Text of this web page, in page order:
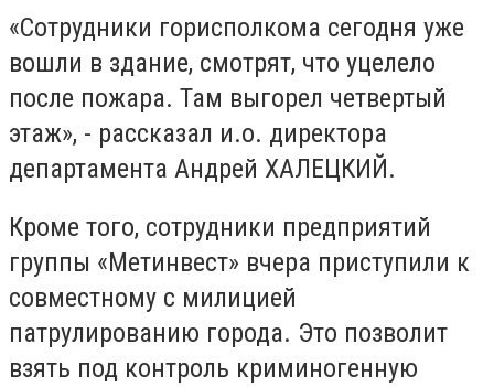
«Сотрудники горисполкома сегодня уже
вошли в здание, смотрят, что уцелело
после пожара. Там выгорел четвертый
этаж», - рассказал и.о. директора
департамента Андрей ХАЛЕЦКИЙ.
Кроме того, сотрудники предприятий
группы «Метинвест» вчера приступили к
совместному с милицией
патрулированию города. Это позволит
взять под контроль криминогенную